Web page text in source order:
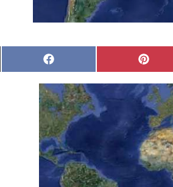
Compartir
en
Facebook
en